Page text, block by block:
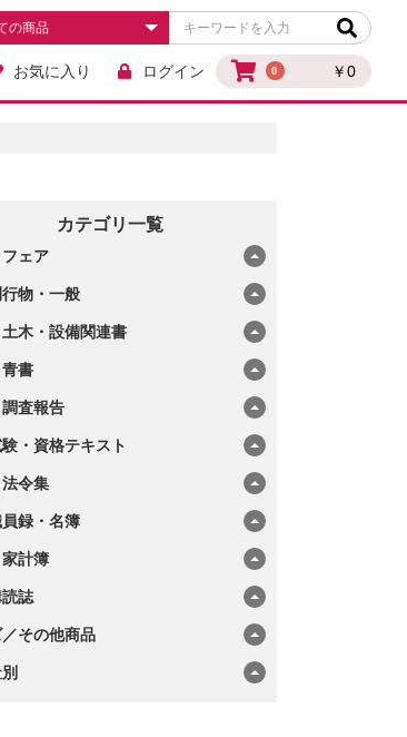
0 ￥0
お気に入り ログイン
カテゴリ一覧
ェア
物・一般
木・設備関連書
書
査報告
・資格テキスト
令集
録・名簿
計簿
誌
その他商品